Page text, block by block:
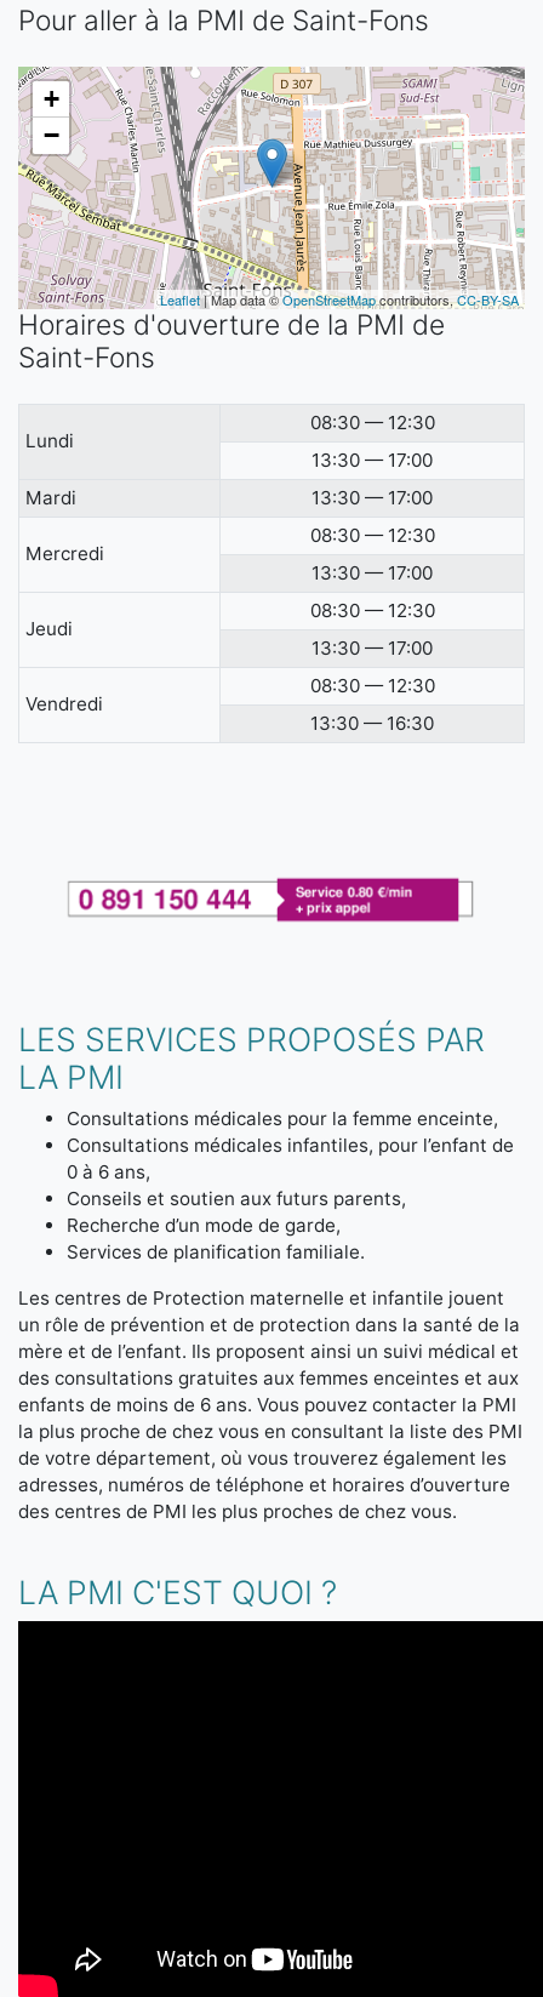
Pour aller à la PMI de Saint-Fons
+
−
Leaflet| Map data ©OpenStreetMapcontributors,CC-BY-SA
Horaires d'ouverture de la PMI de
Saint-Fons
Lundi
08:30 — 12:30
13:30 — 17:00
Mardi
13:30 — 17:00
Mercredi
08:30 — 12:30
13:30 — 17:00
Jeudi
08:30 — 12:30
13:30 — 17:00
Vendredi
08:30 — 12:30
13:30 — 16:30
LES SERVICES PROPOSÉS PAR
LA PMI
Consultations médicales pour la femme enceinte,
Consultations médicales infantiles, pour l’enfant de
0 à 6 ans,
Conseils et soutien aux futurs parents,
Recherche d’un mode de garde,
Services de planification familiale.
Les centres de Protection maternelle et infantile jouent
un rôle de prévention et de protection dans la santé de la
mère et de l’enfant. Ils proposent ainsi un suivi médical et
des consultations gratuites aux femmes enceintes et aux
enfants de moins de 6 ans. Vous pouvez contacter la PMI
la plus proche de chez vous en consultant la liste des PMI
de votre département, où vous trouverez également les
adresses, numéros de téléphone et horaires d’ouverture
des centres de PMI les plus proches de chez vous.
LA PMI C'EST QUOI ?